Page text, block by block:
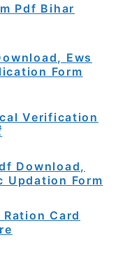
Pdf Bihar
Ews
Form
Verification
Download,
Updation Form
Card